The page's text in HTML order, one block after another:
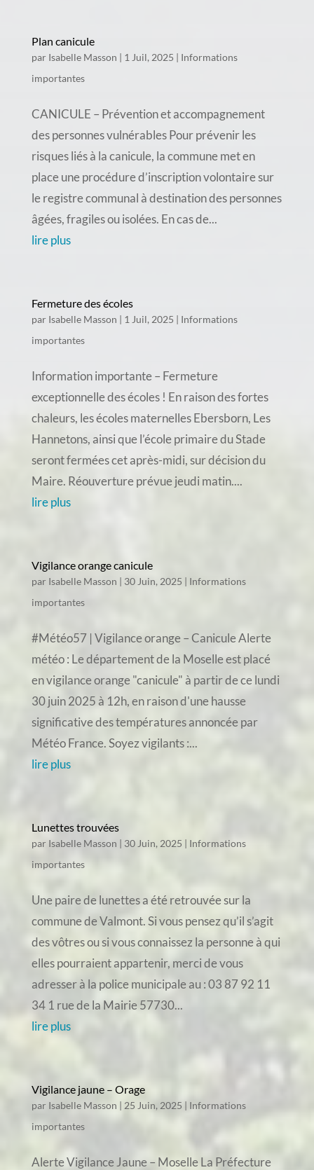
Plan canicule
par Isabelle Masson | 1 Juil, 2025 | Informations
importantes
CANICULE – Prévention et accompagnement
des personnes vulnérables Pour prévenir les
risques liés à la canicule, la commune met en
place une procédure d’inscription volontaire sur
le registre communal à destination des personnes
âgées, fragiles ou isolées. En cas de...
lire plus
Fermeture des écoles
par Isabelle Masson | 1 Juil, 2025 | Informations
importantes
Information importante – Fermeture
exceptionnelle des écoles ! En raison des fortes
chaleurs, les écoles maternelles Ebersborn, Les
Hannetons, ainsi que l’école primaire du Stade
seront fermées cet après-midi, sur décision du
Maire. Réouverture prévue jeudi matin....
lire plus
Vigilance orange canicule
par Isabelle Masson | 30 Juin, 2025 | Informations
importantes
#Météo57 | Vigilance orange – Canicule Alerte
météo : Le département de la Moselle est placé
en vigilance orange "canicule" à partir de ce lundi
30 juin 2025 à 12h, en raison d'une hausse
significative des températures annoncée par
Météo France. Soyez vigilants :...
lire plus
Lunettes trouvées
par Isabelle Masson | 30 Juin, 2025 | Informations
importantes
Une paire de lunettes a été retrouvée sur la
commune de Valmont. Si vous pensez qu’il s’agit
des vôtres ou si vous connaissez la personne à qui
elles pourraient appartenir, merci de vous
adresser à la police municipale au : 03 87 92 11
34 1 rue de la Mairie 57730...
lire plus
Vigilance jaune – Orage
par Isabelle Masson | 25 Juin, 2025 | Informations
importantes
Alerte Vigilance Jaune – Moselle La Préfecture